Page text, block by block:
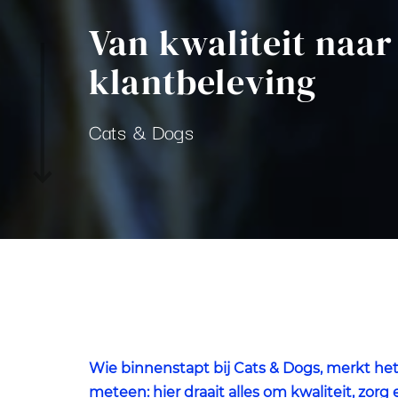
Van kwaliteit naar
klantbeleving
Cats & Dogs
Wie binnenstapt bij Cats & Dogs, merkt het
meteen: hier draait alles om kwaliteit, zorg